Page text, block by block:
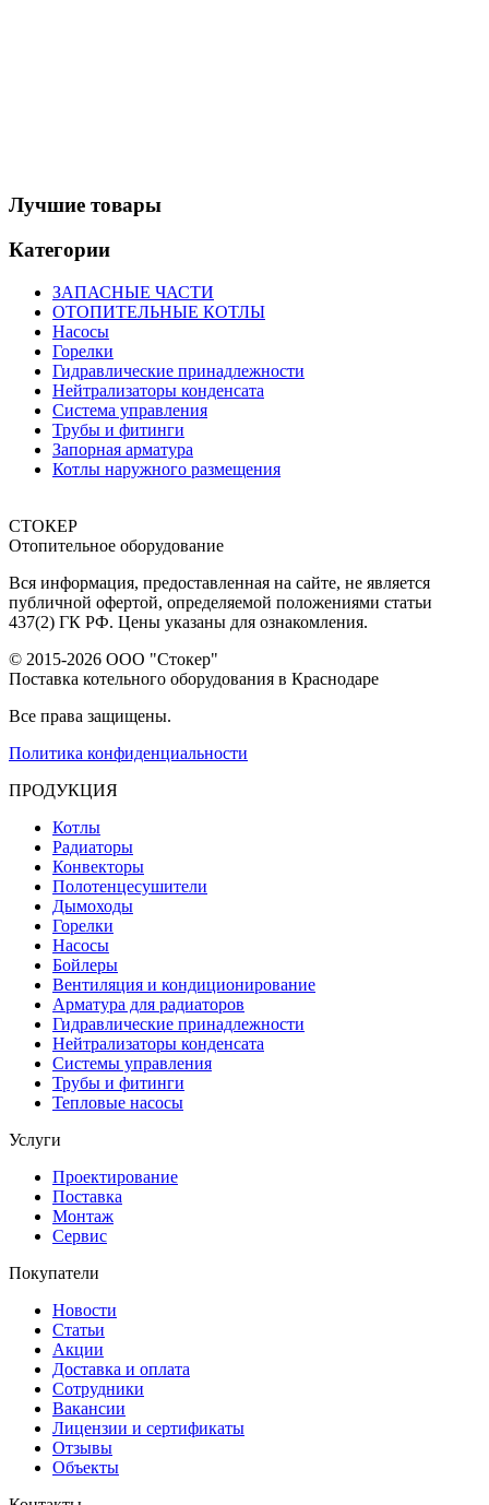
Лучшие товары
Категории
ЗАПАСНЫЕ ЧАСТИ
ОТОПИТЕЛЬНЫЕ КОТЛЫ
Насосы
Горелки
Гидравлические принадлежности
Нейтрализаторы конденсата
Система управления
Трубы и фитинги
Запорная арматура
Котлы наружного размещения
СТОКЕР
Отопительное оборудование
Вся информация, предоставленная на сайте, не является
публичной офертой, определяемой положениями статьи
437(2) ГК РФ. Цены указаны для ознакомления.
© 2015-2026 ООО "Стокер"
Поставка котельного оборудования в Краснодаре
Все права защищены.
Политика конфиденциальности
ПРОДУКЦИЯ
Котлы
Радиаторы
Конвекторы
Полотенцесушители
Дымоходы
Горелки
Насосы
Бойлеры
Вентиляция и кондиционирование
Арматура для радиаторов
Гидравлические принадлежности
Нейтрализаторы конденсата
Системы управления
Трубы и фитинги
Тепловые насосы
Услуги
Проектирование
Поставка
Монтаж
Сервис
Покупатели
Новости
Статьи
Акции
Доставка и оплата
Сотрудники
Вакансии
Лицензии и сертификаты
Отзывы
Объекты